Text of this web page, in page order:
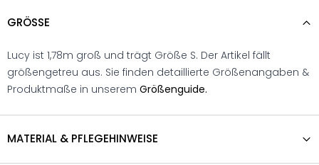
GRÖSSE
Lucy ist 1,78m groß und trägt Größe S. Der Artikel fällt
größengetreu aus. Sie finden detaillierte Größenangaben &
Produktmaße in unserem Größenguide.
MATERIAL & PFLEGEHINWEISE